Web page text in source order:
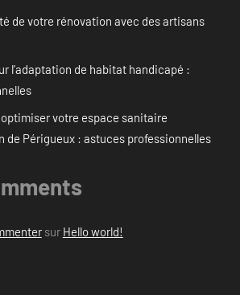
de votre rénovation avec des artisans
l’adaptation de habitat handicapé :
votre espace sanitaire
de Périgueux : astuces professionnelles
sur Hello world!